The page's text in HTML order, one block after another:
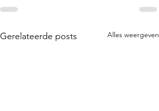
Gerelateerde posts Alles weergeven